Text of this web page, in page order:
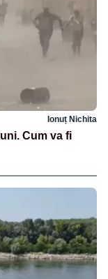
Ionuț Nichita
Cum va fi